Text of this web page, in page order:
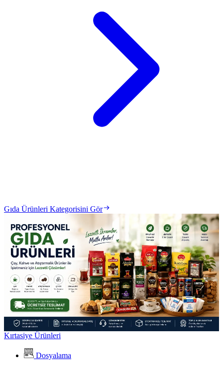
Gıda Ürünleri Kategorisini Gör
Kırtasiye Ürünleri
Dosyalama